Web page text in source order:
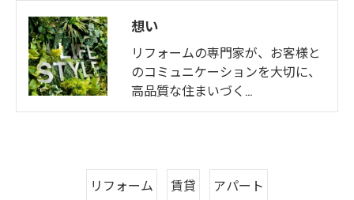
想い
リフォームの専門家が、お客様と
のコミュニケーションを大切に、
高品質な住まいづく…
リフォーム 賃貸 アパート